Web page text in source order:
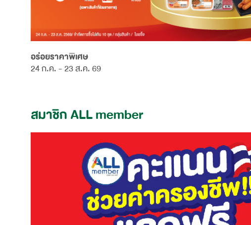
อร่อยราคาพิเศษ
24 ก.ค. - 23 ส.ค. 69
สมาชิก ALL member